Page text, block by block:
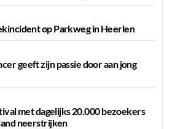
op Parkweg in Heerlen
geeft zijn passie door aan jong
met dagelijks 20.000 bezoekers
neerstrijken